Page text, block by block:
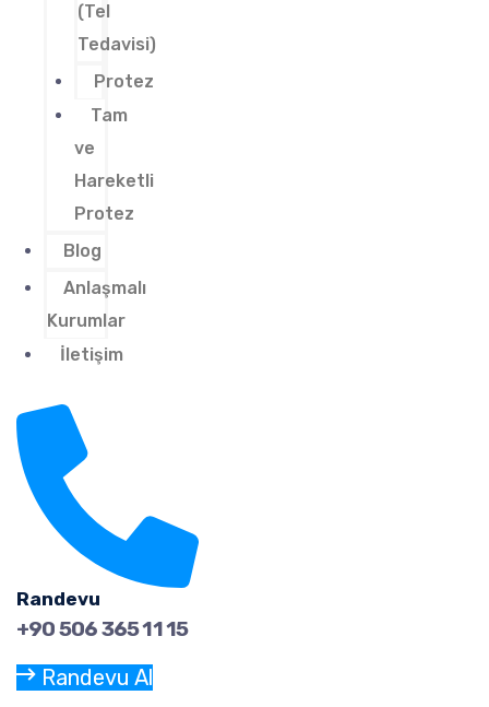
(Tel
Tedavisi)
Protez
Tam
ve
Hareketli
Protez
Blog
Anlaşmalı
Kurumlar
İletişim
Randevu
+90 506 365 11 15
Randevu Al